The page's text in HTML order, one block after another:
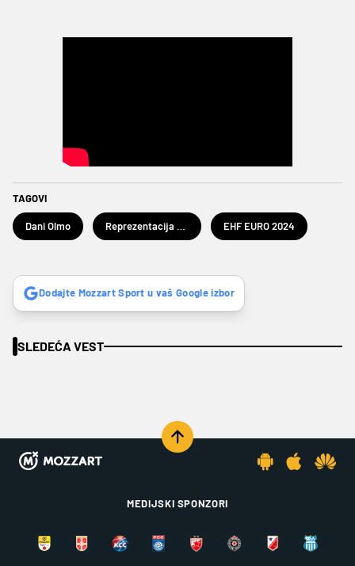
TAGOVI
Dani Olmo EHF EURO 2024
Dodajte Mozzart Sport u vaš Google izbor
SLEDEĆA VEST
MEDIJSKI SPONZORI